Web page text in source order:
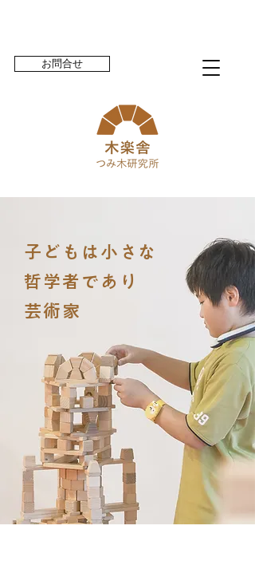
お問合せ
子どもは小さな
哲学者であり
芸術家